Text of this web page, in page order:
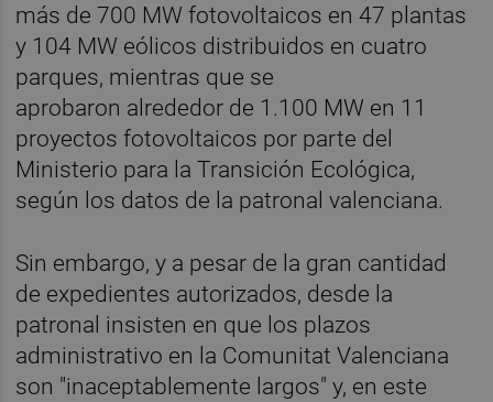
más de 700 MW fotovoltaicos en 47 plantas
y 104 MW eólicos distribuidos en cuatro
parques, mientras que se
aprobaron alrededor de 1.100 MW en 11
proyectos fotovoltaicos por parte del
Ministerio para la Transición Ecológica,
según los datos de la patronal valenciana.
Sin embargo, y a pesar de la gran cantidad
de expedientes autorizados, desde la
patronal insisten en que los plazos
administrativo en la Comunitat Valenciana
son "inaceptablemente largos" y, en este